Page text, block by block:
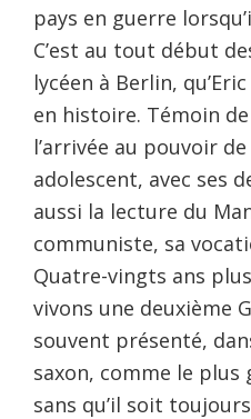
pays en guerre
C’est au tout début
lycéen à Berlin,
en histoire. Témoin
l’arrivée au pouvoir
adolescent, avec ses
aussi la lecture du
communiste, sa
Quatre-vingts ans
vivons une deuxième
souvent présenté,
saxon, comme le
sans qu’il soit